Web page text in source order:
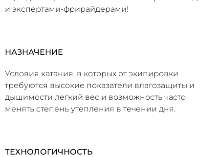
и экспертами-фрирайдерами!
НАЗНАЧЕНИЕ
Условия катания, в которых от экипировки
требуются высокие показатели влагозащиты и
дышимости легкий вес и возможность часто
менять степень утепления в течении дня.
ТЕХНОЛОГИЧНОСТЬ